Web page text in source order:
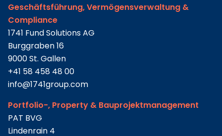
Geschäftsführung, Vermögensverwaltung &
Compliance
1741 Fund Solutions AG
Burggraben 16
9000 St. Gallen
+41 58 458 48 00
info@1741group.com
Portfolio-, Property & Bauprojektmanagement
PAT BVG
Lindenrain 4